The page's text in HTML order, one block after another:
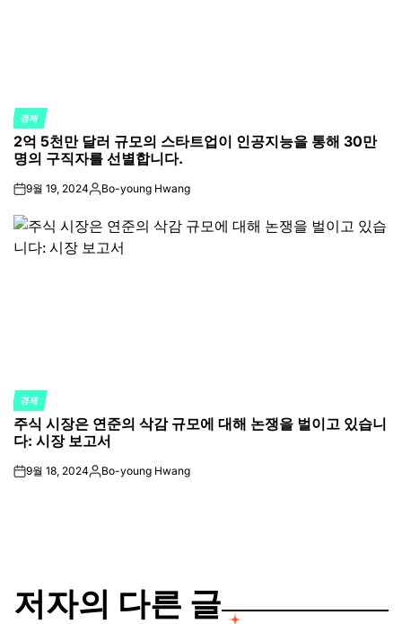
POSTED
IN
경제
2억 5천만 달러 규모의 스타트업이 인공지능을 통해 30만
명의 구직자를 선별합니다.
on9월 19, 2024Posted
Bo-young Hwang
POSTED
IN
경제
주식 시장은 연준의 삭감 규모에 대해 논쟁을 벌이고 있습니
다: 시장 보고서
on9월 18, 2024Posted
Bo-young Hwang
저자의 다른 글